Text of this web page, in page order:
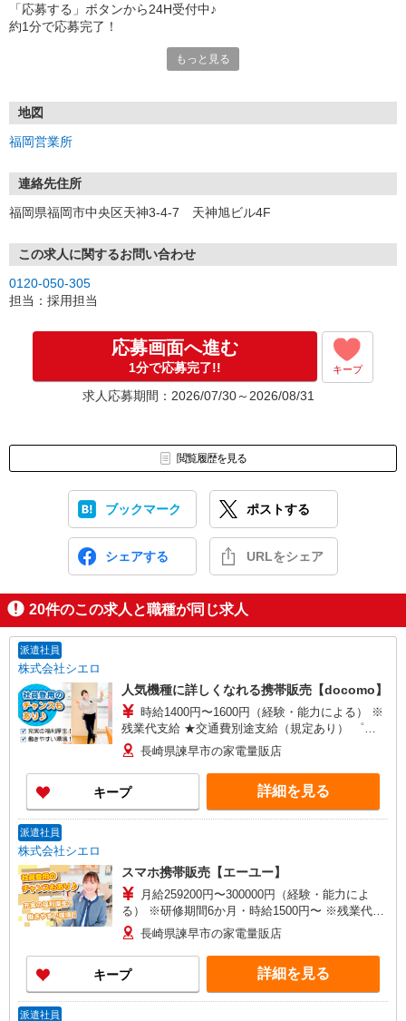
「応募する」ボタンから24H受付中♪
約1分で応募完了！
①応募から3営業日を目安に、メールorお電話でご連絡します。
★スマホでWEB面接（LINEなど）・出張面接・事務所面接と選べま
す
③面接実施（履歴書不要）
※ご希望があれば、職場見学の調整もOKです！
お気軽にご応募ください♪
もっと見る
地図
福岡営業所
連絡先住所
福岡県福岡市中央区天神3-4-7 天神旭ビル4F
この求人に関するお問い合わせ
0120-050-305
担当：採用担当
応募画面へ進む
1分で応募完了!! キープ
求人応募期間：2026/07/30～2026/08/31
閲覧履歴を見る
ブックマーク ポストする
シェアする URLをシェア
20件のこの求人と職種が同じ求人
派遣社員
株式会社シエロ
人気機種に詳しくなれる携帯販売【docomo】
時給1400円〜1600円（経験・能力による） ※
残業代支給 ★交通費別途支給（規定あり） ゜
+゜・。○。・゜+゜・。○。・゜+゜ 入社祝い金10
万円支給(規定有) お友達を紹介頂くと, インセンテ
ィブ支給(規定有) ★月2回払い・週払い可能（規程
有）★ ゜・。○。・゜+゜・。○。・゜+゜
長崎県諫早市の家電量販店
キープ 詳細を見る
派遣社員
株式会社シエロ
スマホ携帯販売【エーユー】
月給259200円〜300000円（経験・能力によ
る） ※研修期間6か月・時給1500円〜 ※残業代支
給 ★交通費別途支給（規定あり） ゜+゜・。
○。・゜+゜・。○。・゜+゜ 入社祝い金10万円支
給(規定有) お友達を紹介頂くと, インセンティブ支
給(規定有) ゜・。○。・゜+゜・。○。・゜+゜
長崎県諫早市の家電量販店
キープ 詳細を見る
派遣社員